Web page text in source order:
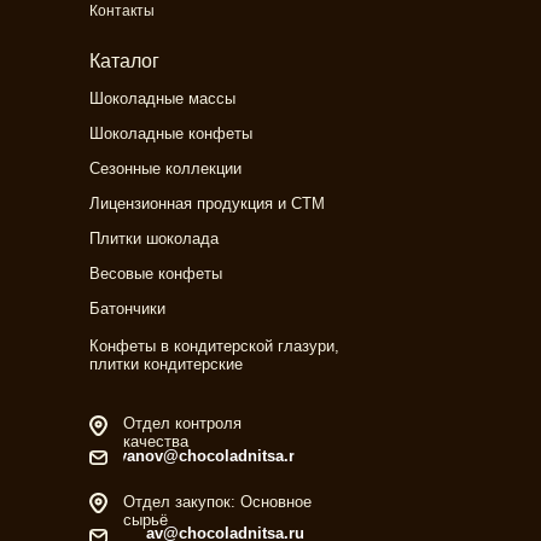
Шоколадные массы
Шоколадные конфеты
Сезонные коллекции
Лицензионная продукция и СТМ
Плитки шоколада
Весовые конфеты
Каталог
Батончики
Конфеты в кондитерской глазури,
плитки кондитерские
Контакты
ivanov@chocoladnitsa.ru
Отдел контроля
качества
av@chocoladnitsa.ru
Отдел закупок: Основное
сырьё